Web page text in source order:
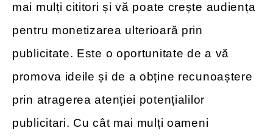
mai mulți cititori și vă poate crește audiența
pentru monetizarea ulterioară prin
publicitate. Este o oportunitate de a vă
promova ideile și de a obține recunoaștere
prin atragerea atenției potențialilor
publicitari. Cu cât mai mulți oameni